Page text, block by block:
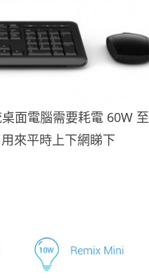
面電腦需要耗電 60W 至
來平時上下網睇下